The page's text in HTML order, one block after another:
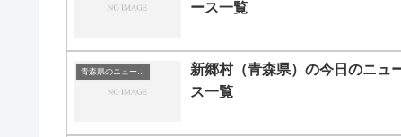
ース一覧
青森県のニュース一覧
新郷村（青森県）の今日のニュ
ス一覧